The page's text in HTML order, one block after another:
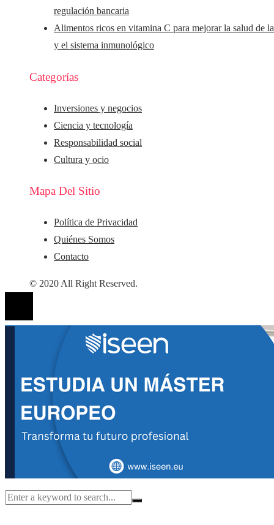
regulación bancaria
Alimentos ricos en vitamina C para mejorar la salud de
y el sistema inmunológico
Categorías
Inversiones y negocios
Ciencia y tecnología
Responsabilidad social
Cultura y ocio
Mapa Del Sitio
Política de Privacidad
Quiénes Somos
Contacto
© 2020 All Right Reserved.